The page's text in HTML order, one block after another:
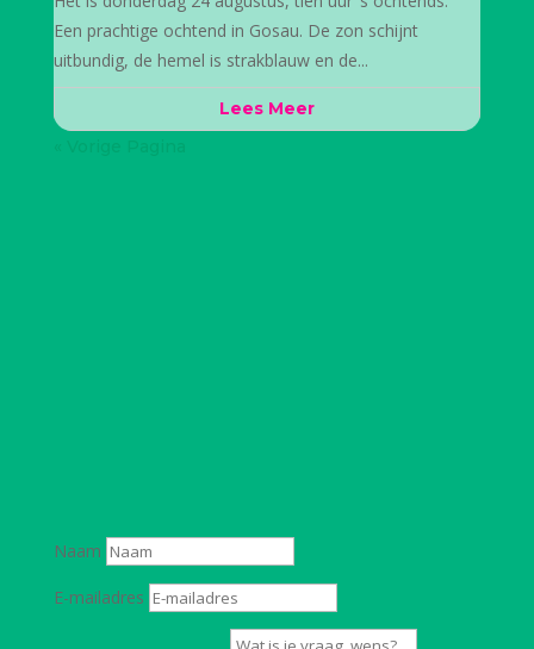
Een prachtige ochtend in Gosau. De zon schijnt
uitbundig, de hemel is strakblauw en de...
Lees Meer
Naam
E-mailadres